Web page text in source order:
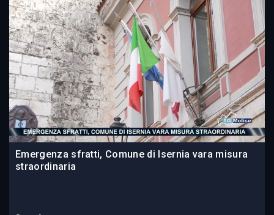
Emergenza sfratti, Comune di Isernia vara misura
straordinaria